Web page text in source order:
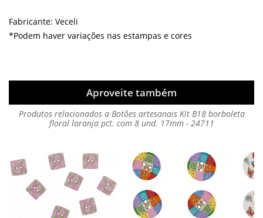
Fabricante: Veceli
*Podem haver variações nas estampas e cores
Aproveite também
Produtos relacionados a Botões artesanais Kit B18 borboleta
floral laranja pct. com 8 und. 17mm - 24711